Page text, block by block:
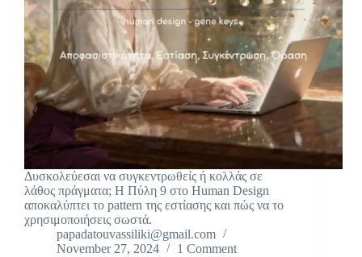
Δυσκολεύεσαι να συγκεντρωθείς ή κολλάς σε
λάθος πράγματα; Η Πύλη 9 στο Human Design
αποκαλύπτει το pattern της εστίασης και πώς να το
χρησιμοποιήσεις σωστά.
papadatouvassiliki@gmail.com
November 27, 2024
1 Comment